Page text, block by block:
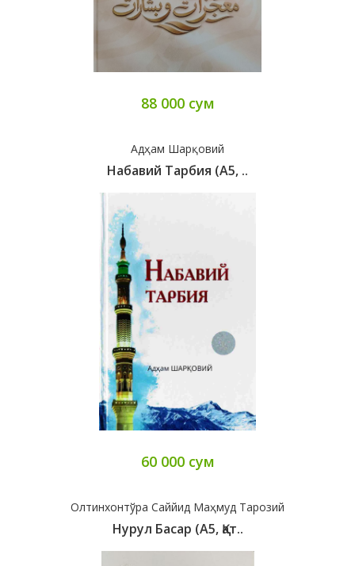
88 000 сум
Адҳам Шарқовий
Набавий Тарбия (А5, ..
60 000 сум
Олтинхонтўра Саййид Маҳмуд Тарозий
Нурул Басар (А5, Қат..